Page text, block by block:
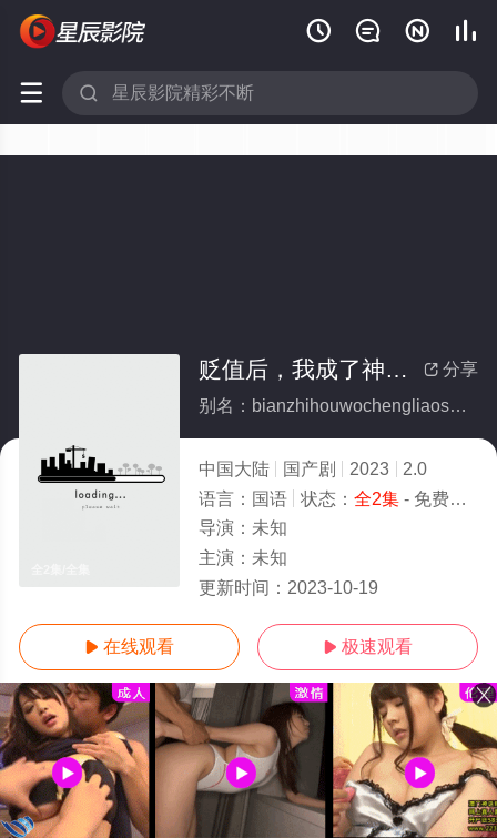
   
 
 分享
贬值后，我成了神豪(全集)
别名：bianzhihouwochengliaoshenhao
中国大陆 国产剧 2023
2.0
语言： 国语 状态： 全2集- 免费在线观看
导演： 未知
主演： 未知
更新时间： 2023-10-19
 在线观看  极速观看